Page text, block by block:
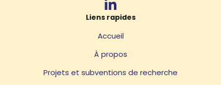
Liens rapides
Accueil
À propos
Projets et subventions de recherche